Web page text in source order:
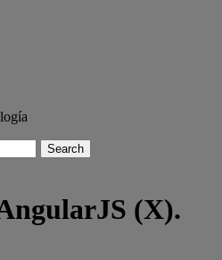
(X).